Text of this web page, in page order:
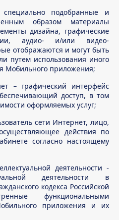
подобранные и
образом материалы
дизайна, графические
аудио- и/или видео-
отображаются и могут быть
путем использования иного
Мобильного приложения;
интерфейс
доступ, в том
оформляемых услуг;
сети Интернет, лицо,
действия по
согласно настоящему
деятельности -
деятельности в
кодекса Российской
функциональными
приложения и их